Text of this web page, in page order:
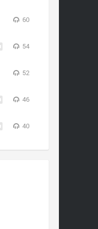
60
54
52
46
40